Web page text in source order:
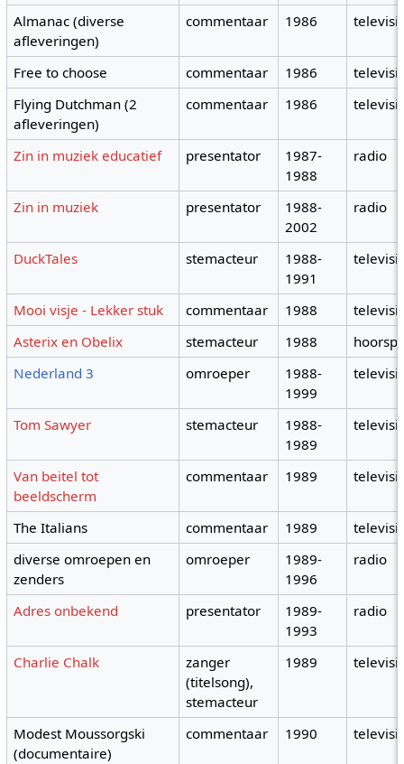
Almanac (diverse
afleveringen)
commentaar 1986
Free to choose commentaar 1986
Flying Dutchman (2
afleveringen)
commentaar 1986
Zin in muziek educatief presentator
1987-
1988
radio
Zin in muziek presentator
1988-
2002
radio
DuckTales stemacteur
1988-
1991
Mooi visje - Lekker stuk commentaar 1988
Asterix en Obelix
stemacteur 1988
Nederland 3
omroeper
1988-
1999
Tom Sawyer stemacteur
1988-
1989
Van beitel tot
beeldscherm
commentaar 1989
The Italians commentaar 1989
diverse omroepen en
zenders
omroeper
1989-
1996
radio
Adres onbekend presentator
1989-
1993
radio
Charlie Chalk
zanger
(titelsong),
stemacteur
1989
Modest Moussorgski
(documentaire)
commentaar 1990